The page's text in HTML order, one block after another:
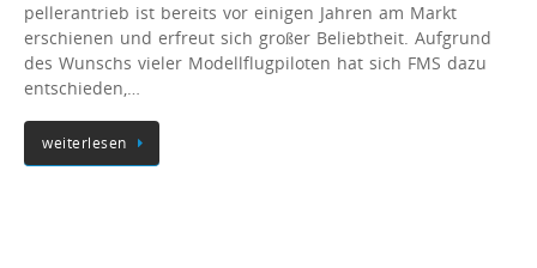
pellerantrieb ist bereits vor einigen Jahren am Markt
erschienen und erfreut sich großer Beliebtheit. Aufgrund
des Wunschs vieler Modellflugpiloten hat sich FMS dazu
entschieden,…
weiterlesen